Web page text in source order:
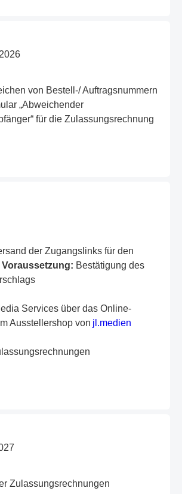
von Bestell-/ Auftragsnummern
„Abweichender
für die Zulassungsrechnung
der Zugangslinks für den
Voraussetzung: Bestätigung des
Services über das Online-
Ausstellershop von j l.medien
Zulassungsrechnungen